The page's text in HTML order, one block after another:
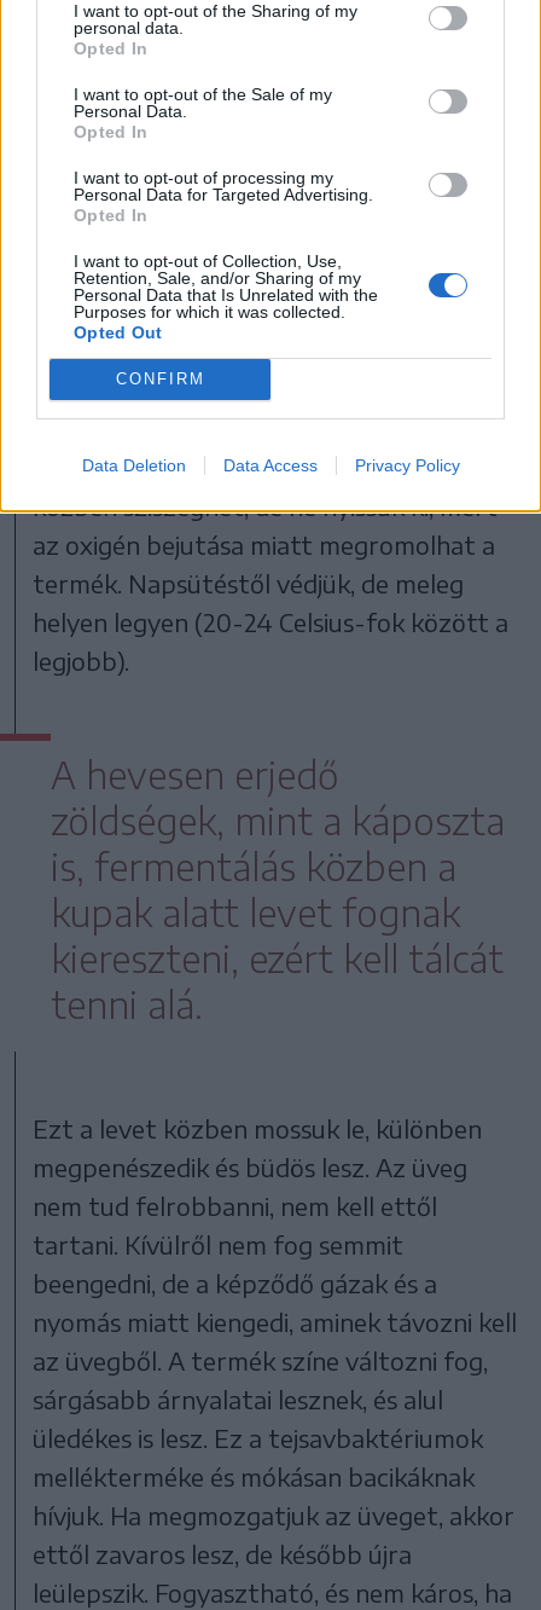
I want to opt-out of the Sharing of my
personal data.
Opted In
I want to opt-out of the Sale of my
Personal Data.
Opted In
I want to opt-out of processing my
Personal Data for Targeted Advertising.
Opted In
I want to opt-out of Collection, Use,
Retention, Sale, and/or Sharing of my
Personal Data that Is Unrelated with the
Purposes for which it was collected.
Opted Out
CONFIRM
Data Deletion Data Access Privacy Policy
egy marékkal, nyomkodjuk
ki belőle a levet, és így
kerüljön az üvegbe.
Az üvegeket háromnegyedig töltsük így
szorosan benyomkodva, majd a saját sós
levével töltsük fel nyakig, hagyjunk egy
picike rést, ne legyen teljesen tele. Jól
záródó kupakkal szorosan zárjuk le,
tegyünk alá egy tányért vagy tálcát, és
konyhapulton érleljük 2-3 hétig. Erjedés
közben sziszeghet, de ne nyissuk ki, mert
az oxigén bejutása miatt megromolhat a
termék. Napsütéstől védjük, de meleg
helyen legyen (20-24 Celsius-fok között a
legjobb).
A hevesen erjedő
zöldségek, mint a káposzta
is, fermentálás közben a
kupak alatt levet fognak
kiereszteni, ezért kell tálcát
tenni alá.
Ezt a levet közben mossuk le, különben
megpenészedik és büdös lesz. Az üveg
nem tud felrobbanni, nem kell ettől
tartani. Kívülről nem fog semmit
beengedni, de a képződő gázak és a
nyomás miatt kiengedi, aminek távozni kell
az üvegből. A termék színe változni fog,
sárgásabb árnyalatai lesznek, és alul
üledékes is lesz. Ez a tejsavbaktériumok
mellékterméke és mókásan bacikáknak
hívjuk. Ha megmozgatjuk az üveget, akkor
ettől zavaros lesz, de később újra
leülepszik. Fogyasztható, és nem káros, ha